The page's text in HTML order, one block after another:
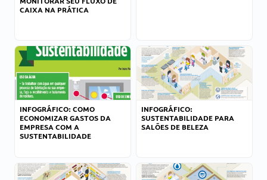
CAIXA NA PRÁTICA
INFOGRÁFICO: COMO
ECONOMIZAR GASTOS DA
EMPRESA COM A
SUSTENTABILIDADE
INFOGRÁFICO:
SUSTENTABILIDADE PARA
SALÕES DE BELEZA